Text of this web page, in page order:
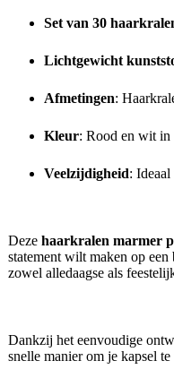
Set van 30
Lichtgewicht
Afmetingen:
Kleur: Rood en wit in
Veelzijdigheid:
Deze haarkralen marmer
statement wilt maken op
zowel alledaagse als
Dankzij het eenvoudige
snelle manier om je kapsel